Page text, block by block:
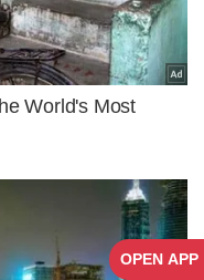
OPEN APP